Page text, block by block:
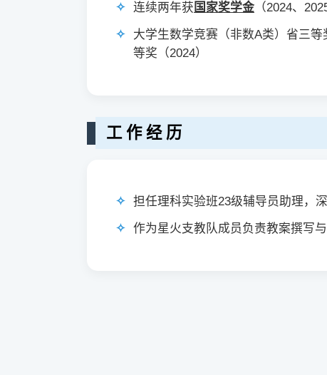
连续两年获 国家奖学金 （2024、
大学生数学竞赛（非数A类）省三
等奖（2024）
工 作 经 历
担任理科实验班23级辅导员助理，
作为星火支教队成员负责教案撰写